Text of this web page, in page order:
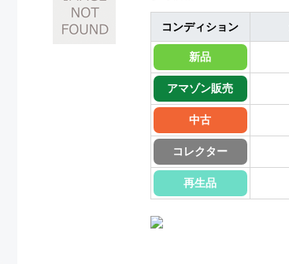
コンディション
新品
アマゾン販売
中古
コレクター
再生品